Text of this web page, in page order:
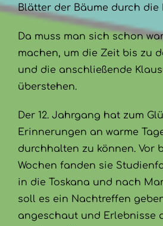
Blätter der Bäume durch die
Da muss man sich schon
machen, um die Zeit bis zu
und die anschließende
überstehen.
Der 12. Jahrgang hat zum
Erinnerungen an warme
durchhalten zu können. Vor
Wochen fanden sie
in die Toskana und nach
soll es ein Nachtreffen
angeschaut und Erlebnisse